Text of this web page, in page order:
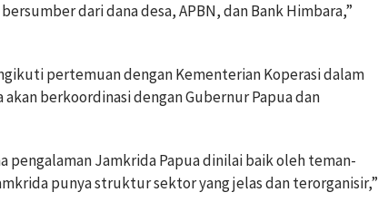
dari dana desa, APBN, dan Bank Himbara,”
pertemuan dengan Kementerian Koperasi dalam
berkoordinasi dengan Gubernur Papua dan
pengalaman Jamkrida Papua dinilai baik oleh teman-
punya struktur sektor yang jelas dan terorganisir,”